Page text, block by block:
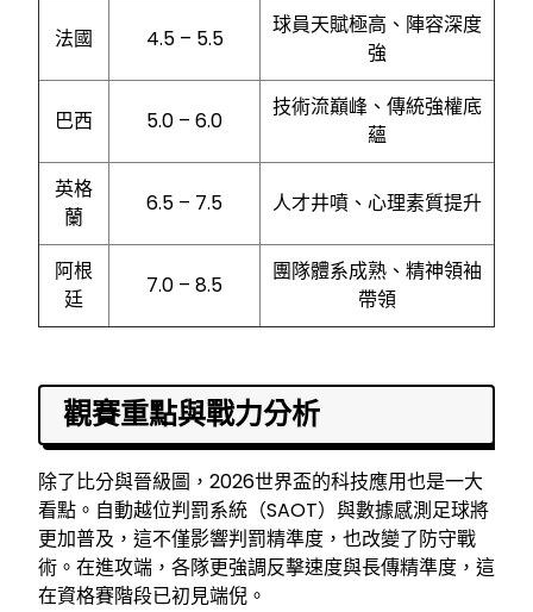
法國 4.5 – 5.5
球員天賦極高、陣容深度
強
巴西 5.0 – 6.0
技術流巔峰、傳統強權底
蘊
英格
蘭
6.5 – 7.5 人才井噴、心理素質提升
阿根
廷
7.0 – 8.5
團隊體系成熟、精神領袖
帶領
觀賽重點與戰力分析
除了比分與晉級圖，2026世界盃的科技應用也是一大
看點。自動越位判罰系統（SAOT）與數據感測足球將
更加普及，這不僅影響判罰精準度，也改變了防守戰
術。在進攻端，各隊更強調反擊速度與長傳精準度，這
在資格賽階段已初見端倪。